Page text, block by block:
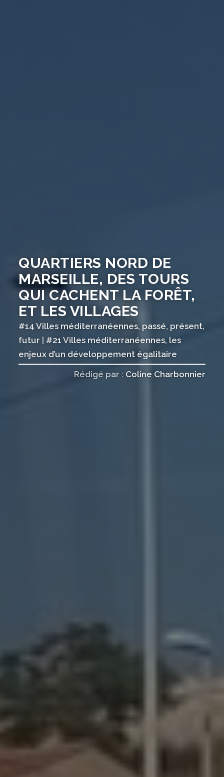
QUARTIERS NORD DE
MARSEILLE, DES TOURS
QUI CACHENT LA FORÊT,
ET LES VILLAGES
#14 Villes méditerranéennes, passé, présent,
futur | #21 Villes méditerranéennes, les
enjeux d’un développement égalitaire
Rédigé par : Coline Charbonnier